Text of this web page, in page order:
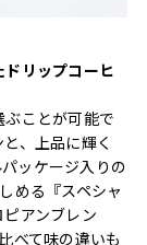
リップコーヒ
ぶことが可能で
、上品に輝く
ッケージ入りの
める『スペシャ
アンブレン
べて味の違いも